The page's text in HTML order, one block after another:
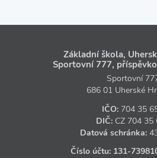
Základní škola,
Sportovní 777,
Sportovní
686 01 Uherské
IČO: 704 35
DIČ: CZ 704 35
Datová schránka:
Číslo účtu: